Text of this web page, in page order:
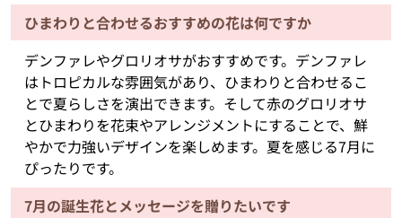
ひまわりと合わせるおすすめの花は何ですか
デンファレやグロリオサがおすすめです。デンファレ
はトロピカルな雰囲気があり、ひまわりと合わせるこ
とで夏らしさを演出できます。そして赤のグロリオサ
とひまわりを花束やアレンジメントにすることで、鮮
やかで力強いデザインを楽しめます。夏を感じる7月に
ぴったりです。
7月の誕生花とメッセージを贈りたいです